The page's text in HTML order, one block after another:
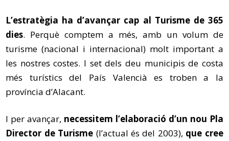
L’estratègia ha d’avançar cap al Turisme de 365
dies. Perquè comptem a més, amb un volum de
turisme (nacional i internacional) molt important a
les nostres costes. I set dels deu municipis de costa
més turístics del País Valencià es troben a la
província d’Alacant.
I per avançar, necessitem l’elaboració d’un nou Pla
Director de Turisme (l’actual és del 2003), que cree